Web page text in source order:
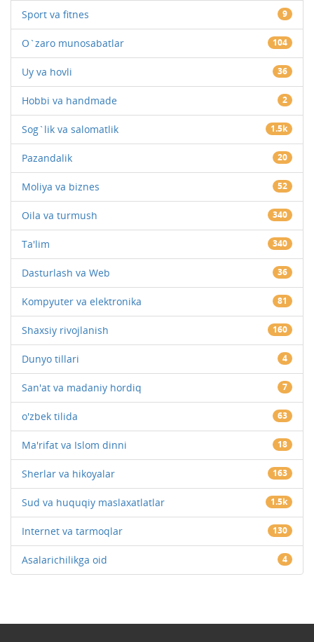
Sport va fitnes 9
O`zaro munosabatlar 104
Uy va hovli 36
Hobbi va handmade 2
Sog`lik va salomatlik 1.5k
Pazandalik 20
Moliya va biznes 52
Oila va turmush 340
Ta'lim 340
Dasturlash va Web 36
Kompyuter va elektronika 81
Shaxsiy rivojlanish 160
Dunyo tillari 4
San'at va madaniy hordiq 7
o'zbek tilida 63
Ma'rifat va Islom dinni 18
Sherlar va hikoyalar 163
Sud va huquqiy maslaxatlatlar 1.5k
Internet va tarmoqlar 130
Asalarichilikga oid 4